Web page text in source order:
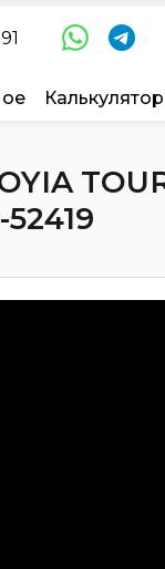
52419